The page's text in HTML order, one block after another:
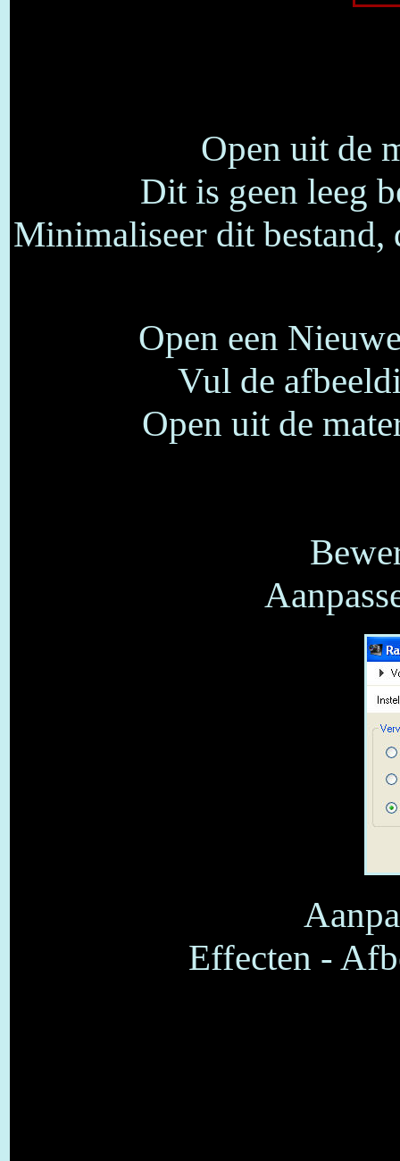
Open uit de
Dit is geen leeg
Minimaliseer dit bestand,
Open een
Vul de
Open uit de
Effecten -